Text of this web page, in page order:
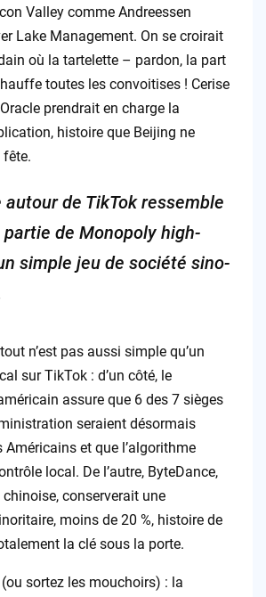
Valley comme Andreessen
Lake Management. On se croirait
où la tartelette – pardon, la part
toutes les convoitises ! Cerise
prendrait en charge la
histoire que Beijing ne
fête.
de TikTok ressemble
partie de Monopoly high-
simple jeu de société sino-
n’est pas aussi simple qu’un
sur TikTok : d’un côté, le
assure que 6 des 7 sièges
seraient désormais
Américains et que l’algorithme
local. De l’autre, ByteDance,
chinoise, conserverait une
moins de 20 %, histoire de
la clé sous la porte.
sortez les mouchoirs) : la